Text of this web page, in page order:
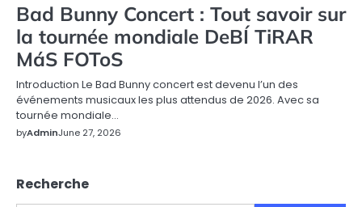
Bad Bunny Concert : Tout savoir sur
la tournée mondiale DeBÍ TiRAR
MáS FOToS
Introduction Le Bad Bunny concert est devenu l’un des
événements musicaux les plus attendus de 2026. Avec sa
tournée mondiale…
byAdminJune 27, 2026
Recherche